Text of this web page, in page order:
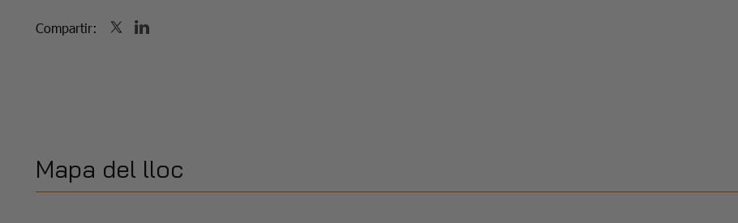
Compartir:
Mapa del lloc